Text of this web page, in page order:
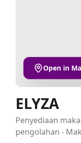
Open in
ELYZA
Penyediaan
pengolahan -